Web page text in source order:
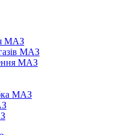
МАЗ
МАЗ
МАЗ
МАЗ